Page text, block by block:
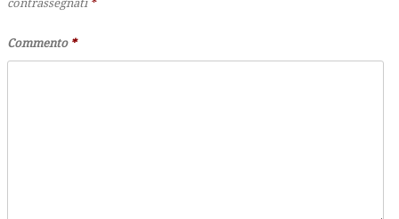
contrassegnati *
Commento *